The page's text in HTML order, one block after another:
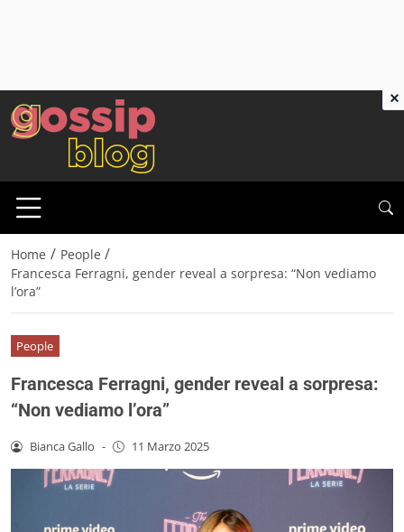
Home / People /
Francesca Ferragni, gender reveal a sorpresa: “Non vediamo
l’ora”
People
Francesca Ferragni, gender reveal a sorpresa:
“Non vediamo l’ora”
Bianca Gallo - 11 Marzo 2025
×